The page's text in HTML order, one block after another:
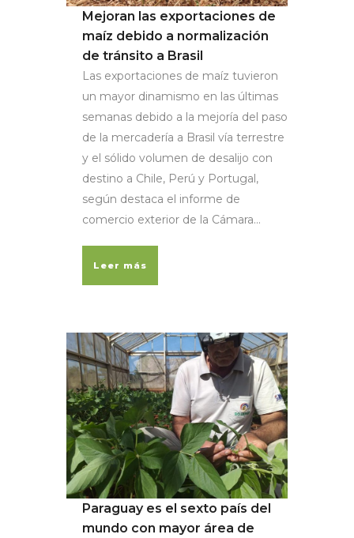
Mejoran las exportaciones de
maíz debido a normalización
de tránsito a Brasil
Las exportaciones de maíz tuvieron
un mayor dinamismo en las últimas
semanas debido a la mejoría del paso
de la mercadería a Brasil vía terrestre
y el sólido volumen de desalijo con
destino a Chile, Perú y Portugal,
según destaca el informe de
comercio exterior de la Cámara...
Leer más
Paraguay es el sexto país del
mundo con mayor área de